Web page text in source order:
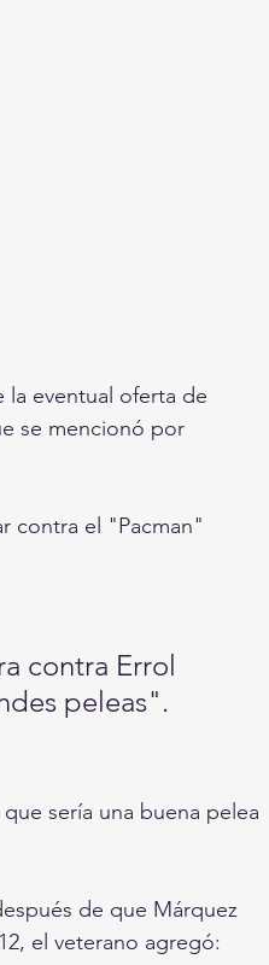
la eventual oferta de
se mencionó por
contra Errol
peleas".
el veterano agregó: